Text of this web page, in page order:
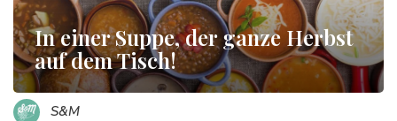
In einer Suppe, der ganze Herbst
auf dem Tisch!
S&M